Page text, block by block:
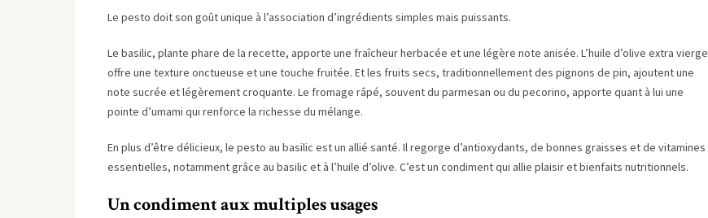
Le pesto doit son goût unique à l’association d’ingrédients simples mais puissants.
Le basilic, plante phare de la recette, apporte une fraîcheur herbacée et une légère note anisée. L’huile d’olive extra vierge
offre une texture onctueuse et une touche fruitée. Et les fruits secs, traditionnellement des pignons de pin, ajoutent une
note sucrée et légèrement croquante. Le fromage râpé, souvent du parmesan ou du pecorino, apporte quant à lui une
pointe d’umami qui renforce la richesse du mélange.
En plus d’être délicieux, le pesto au basilic est un allié santé. Il regorge d’antioxydants, de bonnes graisses et de vitamines
essentielles, notamment grâce au basilic et à l’huile d’olive. C’est un condiment qui allie plaisir et bienfaits nutritionnels.
Un condiment aux multiples usages